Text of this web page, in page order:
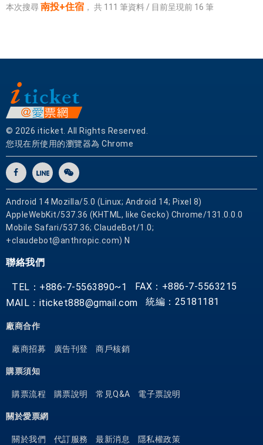
本次搜尋 南投+住宿 ， 共 111 筆資料 / 目前呈現前 16 筆
© 2026 iticket. All Rights Reserved.
您現在所使用的瀏覽器為 Chrome
Android 14 Mozilla/5.0 (Linux; Android 14; Pixel 8)
AppleWebKit/537.36 (KHTML, like Gecko) Chrome/131.0.0.0
Mobile Safari/537.36; ClaudeBot/1.0;
+claudebot@anthropic.com) N
聯絡我們
TEL：+886-7-5563890~1
FAX：+886-7-5563215
MAIL：iticket888@gmail.com
統編：25181181
廠商合作
廠商招募 廣告刊登 商戶核銷
購票須知
購票流程 購票說明 常見Q&A 電子票說明
關於愛票網
關於我們 代訂服務 最新消息 隱私權政策